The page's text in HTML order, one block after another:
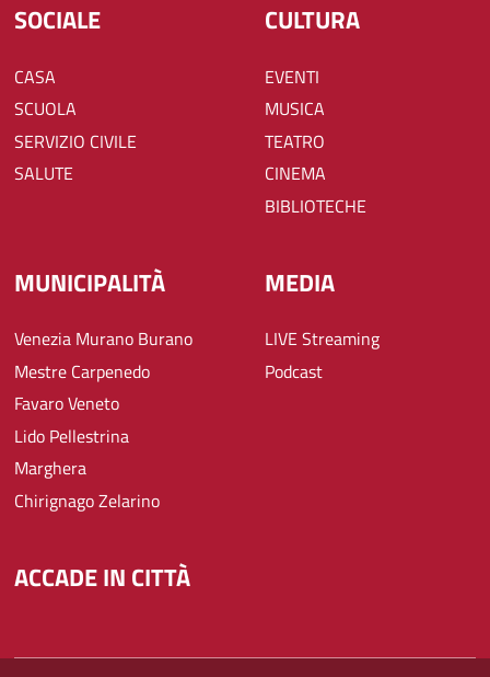
SOCIALE
CASA
SCUOLA
SERVIZIO CIVILE
SALUTE
CULTURA
EVENTI
MUSICA
TEATRO
CINEMA
BIBLIOTECHE
MUNICIPALITÀ
Venezia Murano Burano
Mestre Carpenedo
Favaro Veneto
Lido Pellestrina
Marghera
Chirignago Zelarino
MEDIA
LIVE Streaming
Podcast
ACCADE IN CITTÀ